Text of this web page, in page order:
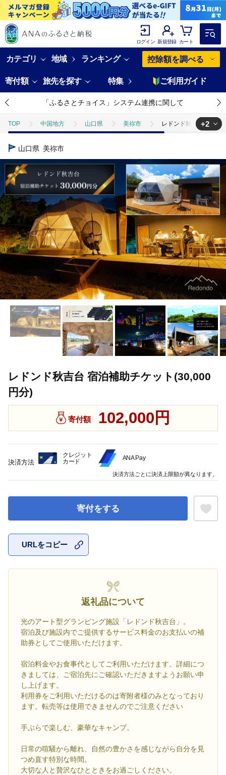
ログイン 新規登録 カート
カテゴリ 地域 ランキング 控除額を調べる
寄付額 旅先を探す 特集 ご利用ガイド
「ふるさとチョイス」システム連携に関して
TOP 中国地方 山口県 美祢市 レドンド秋吉台 宿泊
TOP
TOP 旅行・宿泊・体験 宿泊券
+2
山口県 美祢市
レドンド秋吉台 宿泊補助チケット(30,000
円分)
寄付額 102,000円
寄付をする
URLをコピー
返礼品について
光のアート型グランピング施設「レドンド秋吉台」。
宿泊及び施設内でご提供するサービス料金のお支払いの補
助券としてご使用いただけます。
宿泊料金やお食事代としてご利用いただけます。詳細につ
きましては、ご宿泊先にご確認いただきますようお願い申
し上げます。
利用券をご利用いただけるのは寄附者様のみとなっており
ます。転売等は使用できませんのでご注意ください
手ぶらで楽しむ、豪華なキャンプ。
日常の喧騒から離れ、自然の豊かさを感じながら自分を見
つめ直す特別な時間。
大切な人と贅沢なひとときをお過ごしください。
決済方法
クレジット
カード
ANA Pay
決済方法ごとに決済上限額が異なります。